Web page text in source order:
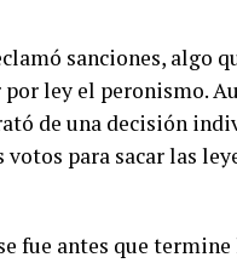
sanciones, algo
por ley el peronismo.
de una decisión
votos para sacar las
fue antes que